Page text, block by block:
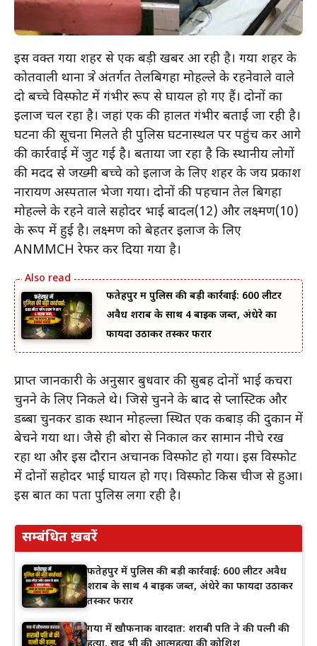
इस वक्त गया शहर से एक बड़ी खबर आ रही है। गया शहर के
कोतवाली थाना क्षेत्र अंतर्गत तेलबिगहा मोहल्ले के रहनेवाले वाले
दो बच्चे विस्फोट में गंभीर रूप से घायल हो गए हैं। दोनों का
इलाज चल रहा है। जहां एक की हालत गंभीर बताई जा रही है।
घटना की सूचना मिलते ही पुलिस घटनास्थल पर पहुंच कर आगे
की कार्रवाई में जुट गई है। बताया जा रहा है कि स्थानीय लोगों
की मदद से जख्मी बच्चे को इलाज के लिए शहर के जय प्रकाश
नारायण अस्पताल भेजा गया। दोनों की पहचान तेल बिगहा
मोहल्ले के रहने वाले सहोदर भाई बादल(12) और लक्ष्मण(10)
के रूप में हुई है। लक्ष्मण को बेहतर इलाज के लिए
ANMMCH रेफर कर दिया गया है।
फतेहपुर में पुलिस की बड़ी कार्रवाई: 600 लीटर
अवैध शराब के साथ 4 बाइक जब्त, अंधेरे का
फायदा उठाकर तस्कर फरार
प्राप्त जानकारी के अनुसार बुधवार की सुबह दोनों भाई कचरा
चुनने के लिए निकले थे। जिसे चुनने के बाद से प्लास्टिक और
डब्बा चुनकर डाक स्थान मोहल्ला स्थित एक कबाड़ की दुकान में
बेचने गया था। जैसे ही बोरा से निकाल कर सामान नीचे रख
रहा था और इस दौरान अचानक विस्फोट हो गया। इस विस्फोट
में दोनों सहोदर भाई घायल हो गए। विस्फोट किस चीज से हुआ।
इस बात का पता पुलिस लगा रही है।
सम्बंधित ख़बरें
फतेहपुर में पुलिस की बड़ी कार्रवाई: 600 लीटर अवैध
शराब के साथ 4 बाइक जब्त, अंधेरे का फायदा उठाकर
तस्कर फरार
गया में खौफनाक वारदात: शराबी पति ने की पत्नी की